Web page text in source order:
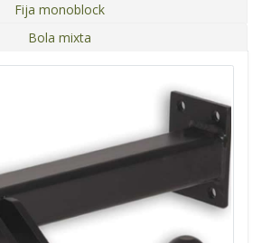
Fija monoblock
Bola mixta